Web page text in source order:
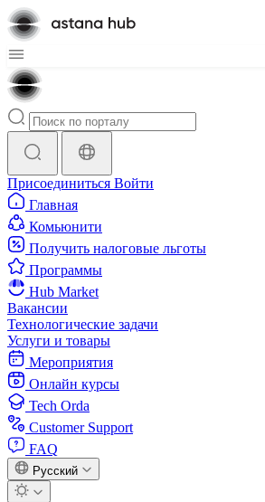
Присоединиться Войти
Главная
Комьюнити
Получить налоговые льготы
Программы
Hub Market
Вакансии
Технологические задачи
Услуги и товары
Мероприятия
Онлайн курсы
Tech Orda
Customer Support
FAQ
Русский